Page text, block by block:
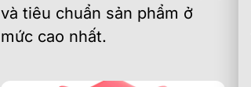
và tiêu chuẩn sản phẩm ở
mức cao nhất.